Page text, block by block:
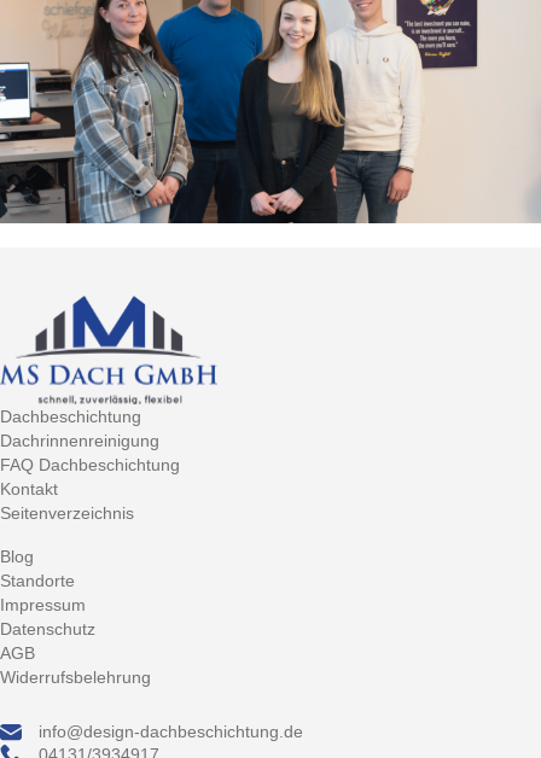
Dachbeschichtung
Dachrinnenreinigung
FAQ Dachbeschichtung
Kontakt
Seitenverzeichnis
Blog
Standorte
Impressum
Datenschutz
AGB
Widerrufsbelehrung
info@design-dachbeschichtung.de